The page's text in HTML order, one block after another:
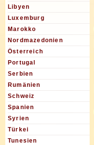
Libyen
Luxemburg
Marokko
Nordmazedonien
Österreich
Portugal
Serbien
Rumänien
Schweiz
Spanien
Syrien
Türkei
Tunesien